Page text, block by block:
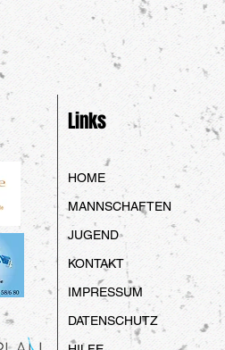
Links
HOME
MANNSCHAFTEN
JUGEND
KONTAKT
IMPRESSUM
DATENSCHUTZ